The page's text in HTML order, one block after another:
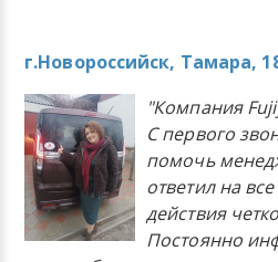
г.Новороссийск, Тамара,
"Компания
С первого
помочь
ответил на
действия
Постоянно